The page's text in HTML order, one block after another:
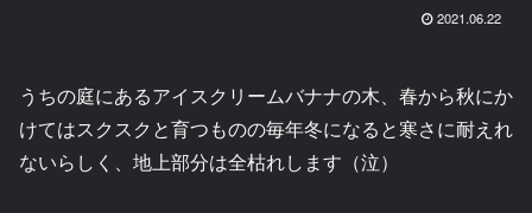
2021.06.22
うちの庭にあるアイスクリームバナナの木、春から秋にか
けてはスクスクと育つものの毎年冬になると寒さに耐えれ
ないらしく、地上部分は全枯れします（泣）